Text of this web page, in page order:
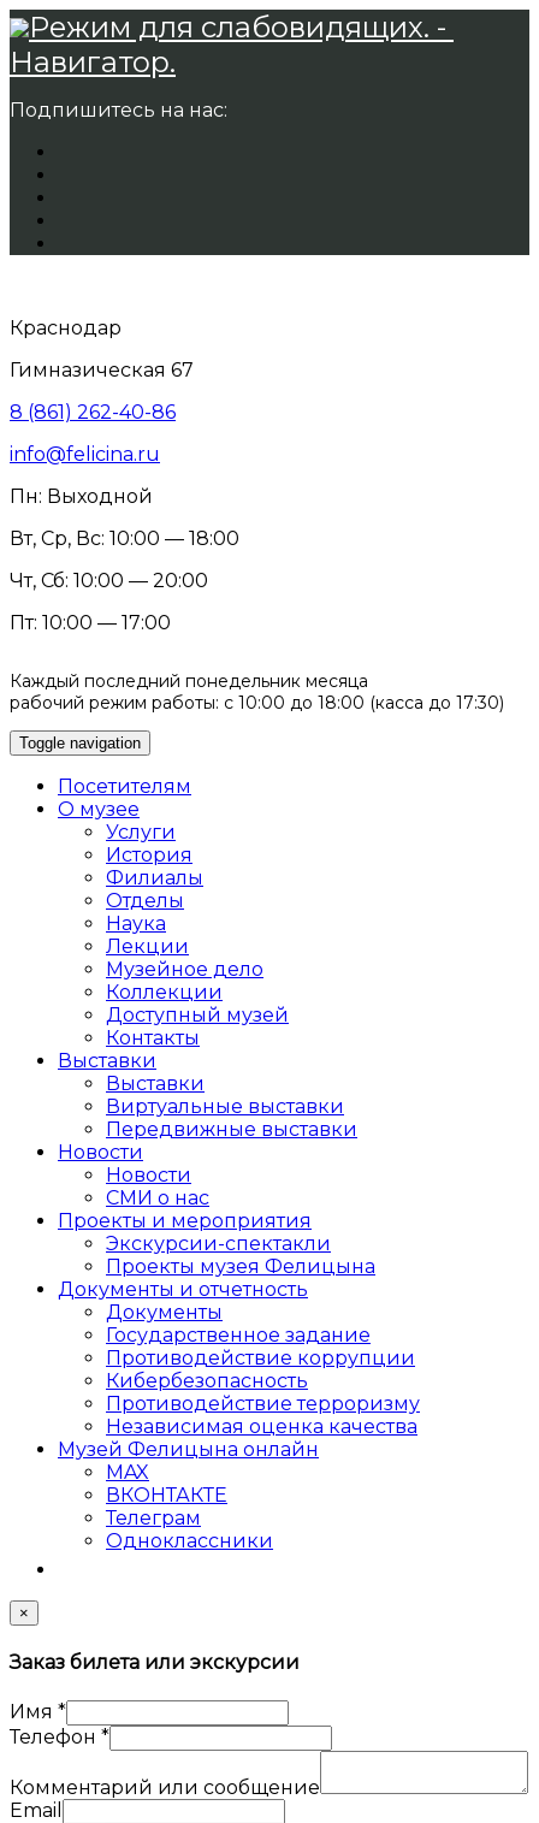
Режим для слабовидящих. -
Навигатор.
Подпишитесь на нас:
Краснодар
Гимназическая 67
8 (861) 262-40-86
info@felicina.ru
Пн: Выходной
Вт, Ср, Вс: 10:00 — 18:00
Чт, Сб: 10:00 — 20:00
Пт: 10:00 — 17:00
Каждый последний понедельник месяца
рабочий режим работы: с 10:00 до 18:00 (касса до 17:30)
Toggle navigation
Посетителям
О музее
Услуги
История
Филиалы
Отделы
Наука
Лекции
Музейное дело
Коллекции
Доступный музей
Контакты
Выставки
Выставки
Виртуальные выставки
Передвижные выставки
Новости
Новости
СМИ о нас
Проекты и мероприятия
Экскурсии-спектакли
Проекты музея Фелицына
Документы и отчетность
Документы
Государственное задание
Противодействие коррупции
Кибер­безопасность
Противодействие терроризму
Независимая оценка качества
Музей Фелицына онлайн
MAX
ВКОНТАКТЕ
Телеграм
Одноклассники
×
Заказ билета или экскурсии
Имя *
Телефон *
Комментарий или сообщение
Email